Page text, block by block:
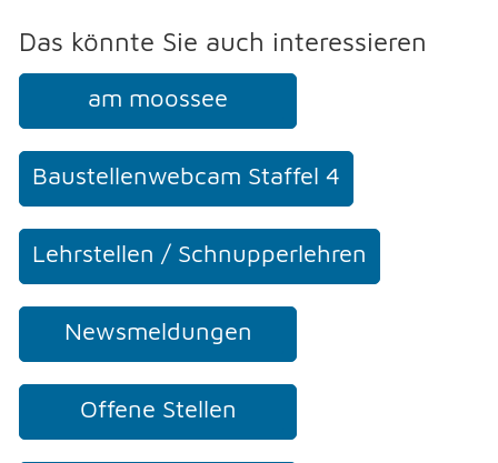
FREIZEIT
GEWERBE
NOTFALL
TELEFON
Das könnte Sie auch interessieren
am moossee
Baustellenwebcam Staffel 4
Lehrstellen / Schnupperlehren
Newsmeldungen
Offene Stellen